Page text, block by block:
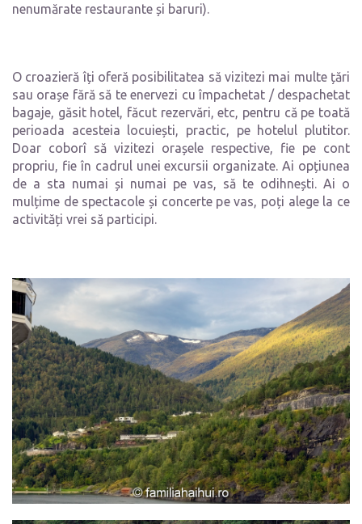
nenumărate restaurante și baruri).
O croazieră îți oferă posibilitatea să vizitezi mai multe țări
sau orașe fără să te enervezi cu împachetat / despachetat
bagaje, găsit hotel, făcut rezervări, etc, pentru că pe toată
perioada acesteia locuiești, practic, pe hotelul plutitor.
Doar coborî să vizitezi orașele respective, fie pe cont
propriu, fie în cadrul unei excursii organizate. Ai opțiunea
de a sta numai și numai pe vas, să te odihnești. Ai o
mulțime de spectacole și concerte pe vas, poți alege la ce
activități vrei să participi.